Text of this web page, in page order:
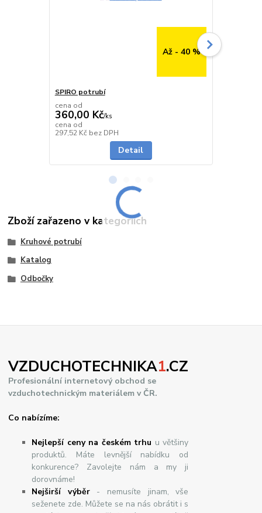
Až - 40 %
SPIRO potrubí
cena od
360,00 Kč/ks
cena od
297,52 Kč bez DPH
Detail
Zboží zařazeno v kategoriích
Kruhové potrubí
Katalog
Odbočky
VZDUCHOTECHNIKA1.CZ
Profesionální internetový obchod se
vzduchotechnickým materiálem v ČR.
Co nabízíme:
Nejlepší ceny na českém trhu u většiny
produktů. Máte levnější nabídku od
konkurence? Zavolejte nám a my ji
dorovnáme!
Nejširšívýběr- nemusíte jinam, vše
seženete zde. Můžete se na nás obrátit i s